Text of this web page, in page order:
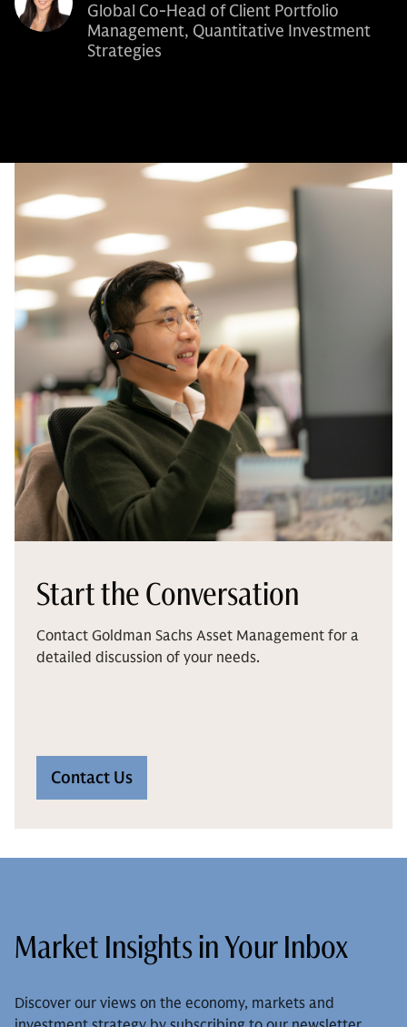
Global Co-Head of Client Portfolio
Management, Quantitative Investment
Strategies
Start the Conversation
Contact Goldman Sachs Asset Management for a
detailed discussion of your needs.
Contact Us
Market Insights in Your Inbox
Discover our views on the economy, markets and